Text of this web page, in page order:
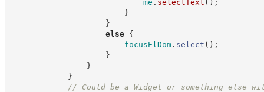
me . selectText ( ) ;
}
}
else
{
focusElDom. select ( ) ;
}
}
}
// Could be a Widget or something else